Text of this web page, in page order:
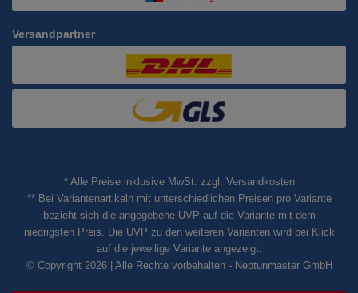
Versandpartner
* Alle Preise inklusive MwSt. zzgl. Versandkosten
** Bei Variantenartikeln mit unterschiedlichen Preisen pro Variante
bezieht sich die angegebene UVP auf die Variante mit dem
niedrigsten Preis. Die UVP zu den weiteren Varianten wird bei Klick
auf die jeweilige Variante angezeigt.
© Copyright 2026 | Alle Rechte vorbehalten - Neptunmaster GmbH